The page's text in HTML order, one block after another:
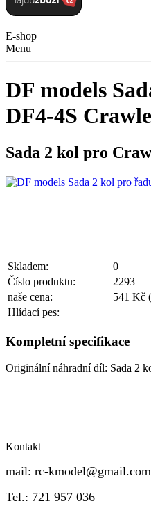
E-shop
Menu
DF models
DF4-4S
Sada 2 kol pro
Skladem:
0
Číslo produktu:
2293
naše cena:
541 Kč
Hlídací pes:
Kompletní specifikace
Originální náhradní díl: Sada 2
Kontakt
mail: rc-kmodel@gmail.com
Tel.: 721 957 036